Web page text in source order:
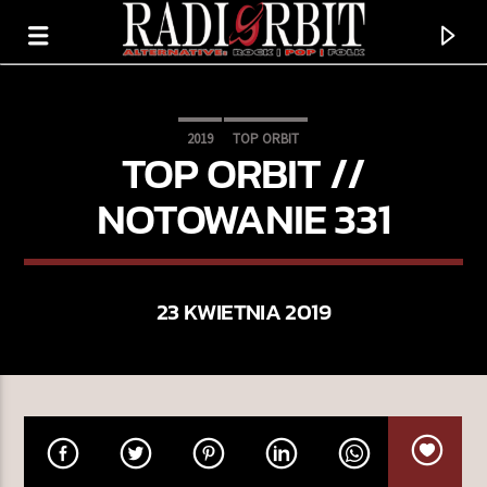
KING KONG
THE ALL-AMERICAN REJECTS
2019 TOP ORBIT
TOP ORBIT //
NOTOWANIE 331
23 KWIETNIA 2019